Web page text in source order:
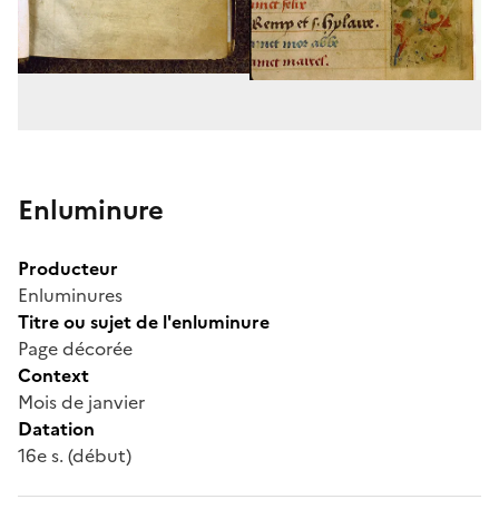
Enluminure
Producteur
Enluminures
Titre ou sujet de l'enluminure
Page décorée
Context
Mois de janvier
Datation
16e s. (début)